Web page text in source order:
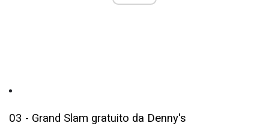
03 - Grand Slam gratuito da Denny's